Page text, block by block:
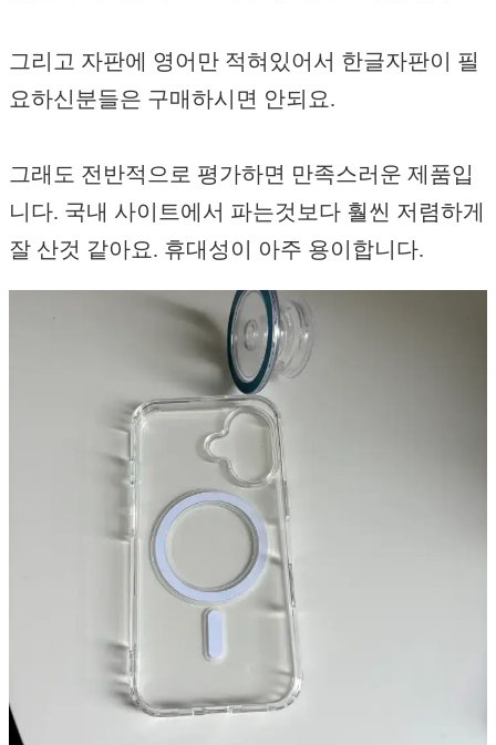
그리고 자판에 영어만 적혀있어서 한글자판이 필
요하신분들은 구매하시면 안되요.
그래도 전반적으로 평가하면 만족스러운 제품입
니다. 국내 사이트에서 파는것보다 훨씬 저렴하게
잘 산것 같아요. 휴대성이 아주 용이합니다.